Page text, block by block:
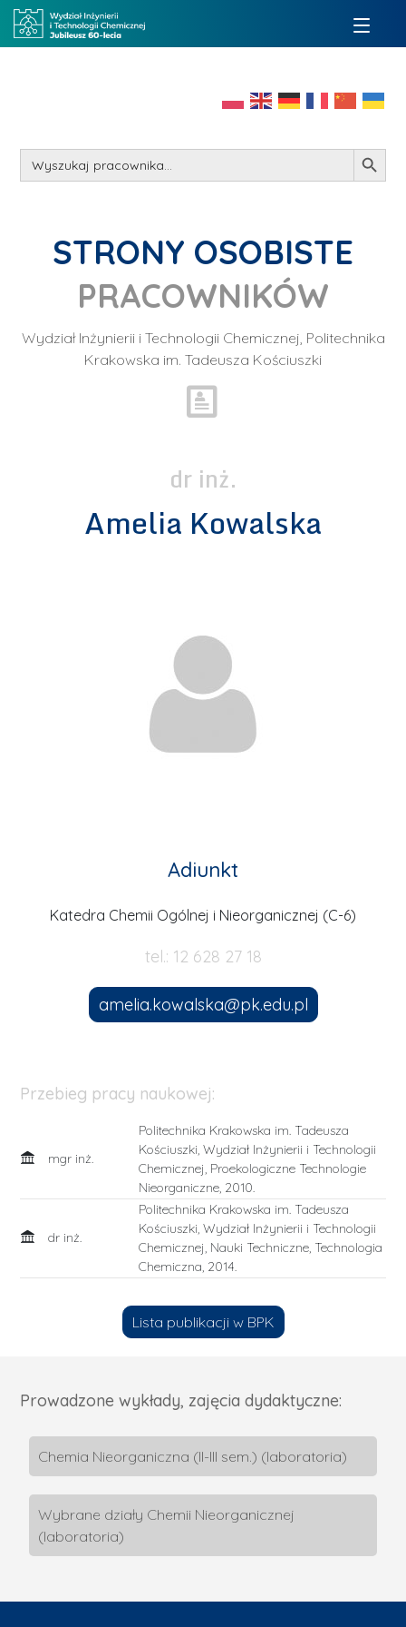
Search
for:
Search Button
STRONY OSOBISTE
PRACOWNIKÓW
Wydział Inżynierii i Technologii Chemicznej, Politechnika
Krakowska im. Tadeusza Kościuszki
dr inż.
Amelia Kowalska
Adiunkt
Katedra Chemii Ogólnej i Nieorganicznej (C-6)
tel.: 12 628 27 18
amelia.kowalska@pk.edu.pl
Przebieg pracy naukowej:
mgr inż.
Politechnika Krakowska im. Tadeusza
Kościuszki, Wydział Inżynierii i Technologii
Chemicznej, Proekologiczne Technologie
Nieorganiczne, 2010.
dr inż.
Politechnika Krakowska im. Tadeusza
Kościuszki, Wydział Inżynierii i Technologii
Chemicznej, Nauki Techniczne, Technologia
Chemiczna, 2014.
Lista publikacji w BPK
Prowadzone wykłady, zajęcia dydaktyczne:
Chemia Nieorganiczna (II-III sem.) (laboratoria)
Wybrane działy Chemii Nieorganicznej
(laboratoria)